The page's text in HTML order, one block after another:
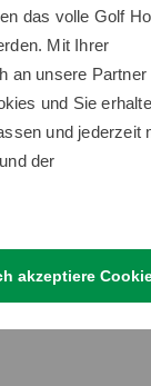
adidas
MR
das volle Golf
Mit Ihrer
an unsere Partner
und Sie
und jederzeit
und der
akzeptiere